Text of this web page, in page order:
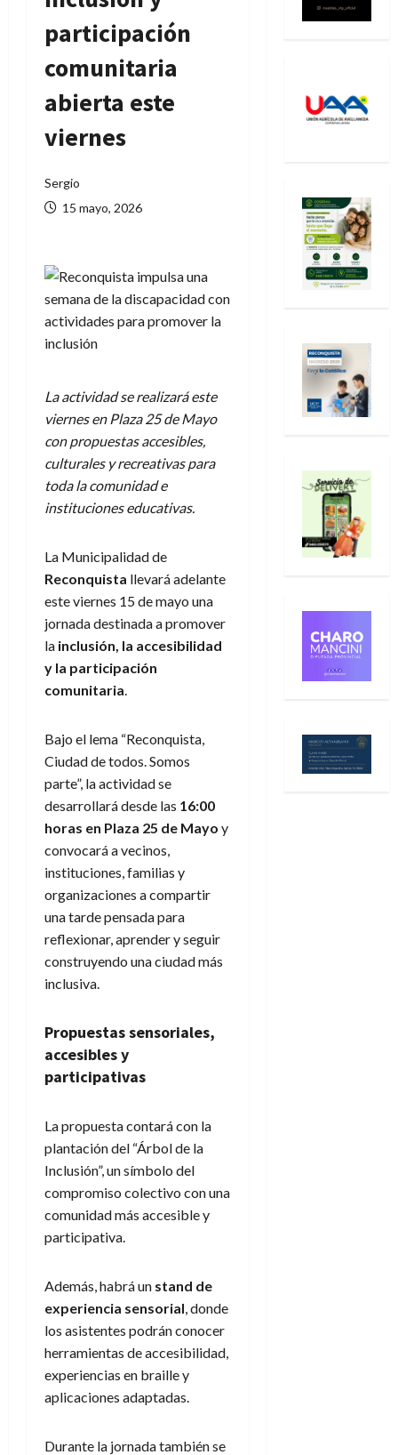
participación
comunitaria
abierta este
viernes
Sergio
15 mayo, 2026
La actividad se realizará este
viernes en Plaza 25 de Mayo
con propuestas accesibles,
culturales y recreativas para
toda la comunidad e
instituciones educativas.
La Municipalidad de
Reconquista llevará adelante
este viernes 15 de mayo una
jornada destinada a promover
la inclusión, la accesibilidad
y la participación
comunitaria.
Bajo el lema “Reconquista,
Ciudad de todos. Somos
parte”, la actividad se
desarrollará desde las 16:00
horas en Plaza 25 de Mayo y
convocará a vecinos,
instituciones, familias y
organizaciones a compartir
una tarde pensada para
reflexionar, aprender y seguir
construyendo una ciudad más
inclusiva.
Propuestas sensoriales,
accesibles y
participativas
La propuesta contará con la
plantación del “Árbol de la
Inclusión”, un símbolo del
compromiso colectivo con una
comunidad más accesible y
participativa.
Además, habrá un stand de
experiencia sensorial, donde
los asistentes podrán conocer
herramientas de accesibilidad,
experiencias en braille y
aplicaciones adaptadas.
Durante la jornada también se